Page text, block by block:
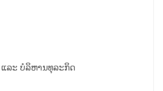
ລະ ບໍລິຫານທຸລະກິດ